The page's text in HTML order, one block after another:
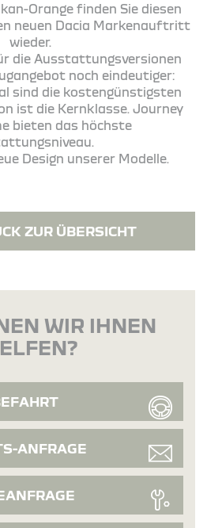
Orange finden Sie diesen
neuen Dacia Markenauftritt
wieder.
die Ausstattungsversionen
noch eindeutiger:
sind die kostengünstigsten
ist die Kernklasse. Journey
bieten das höchste
Design unserer Modelle.
ZUR ÜBERSICHT
WIR IHNEN
ANFRAGE